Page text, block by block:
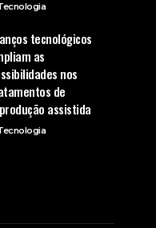
tecnológicos
as
nos
de
assistida